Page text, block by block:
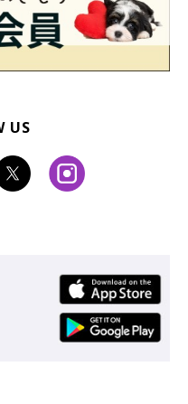
場合は、どのように猫と関
US